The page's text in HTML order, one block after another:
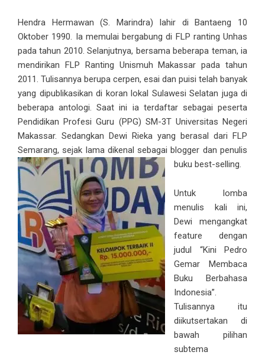
Hendra Hermawan (S. Marindra) lahir di Bantaeng 10
Oktober 1990. Ia memulai bergabung di FLP ranting Unhas
pada tahun 2010. Selanjutnya, bersama beberapa teman, ia
mendirikan FLP Ranting Unismuh Makassar pada tahun
2011. Tulisannya berupa cerpen, esai dan puisi telah banyak
yang dipublikasikan di koran lokal Sulawesi Selatan juga di
beberapa antologi. Saat ini ia terdaftar sebagai peserta
Pendidikan Profesi Guru (PPG) SM-3T Universitas Negeri
Makassar. Sedangkan Dewi Rieka yang berasal dari FLP
Semarang, sejak lama dikenal sebagai blogger dan penulis
buku best-selling.
Untuk lomba
menulis kali ini,
Dewi mengangkat
feature dengan
judul “Kini Pedro
Gemar Membaca
Buku Berbahasa
Indonesia”.
Tulisannya itu
diikutsertakan di
bawah pilihan
subtema